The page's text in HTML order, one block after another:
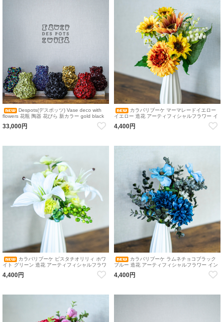
Despots(デスポッツ) Vase deco with
flowers 花瓶 陶器 花びら 新カラー gold black
33,000円
カラバリブーケ マーマレードイエロー
イエロー 造花 アーティフィシャルフラワー イ
4,400円
カラバリブーケ ピスタチオリリィ ホワ
イト グリーン 造花 アーティフィシャルフラワ
4,400円
カラバリブーケ ラムネチョコブラック
ブルー 造花 アーティフィシャルフラワー イン
4,400円